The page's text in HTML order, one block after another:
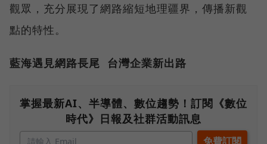
觀眾，充分展現了網路縮短地理疆界，傳播新觀
點的特性。
藍海遇見網路長尾 台灣企業新出路
掌握最新AI、半導體、數位趨勢！訂閱《數位
時代》日報及社群活動訊息